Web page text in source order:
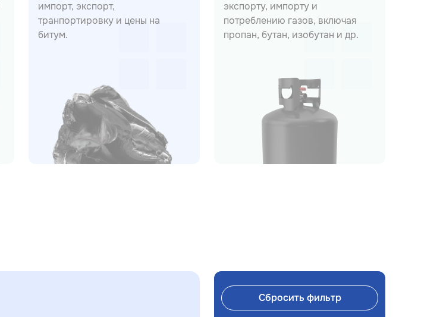
импорт, экспорт,
транпортировку и цены на
битум.
экспорту, импорту и
потреблению газов, включая
пропан, бутан, изобутан и др.
Cбросить фильтр